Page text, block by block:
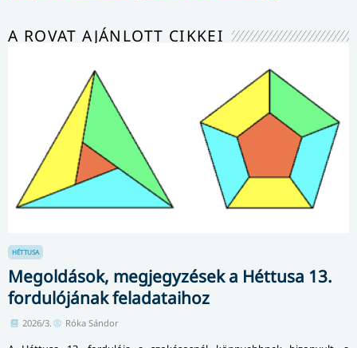
A ROVAT AJÁNLOTT CIKKEI
HÉTTUSA
Megoldások, megjegyzések a Héttusa 13.
fordulójának feladataihoz
2026/3. Róka Sándor